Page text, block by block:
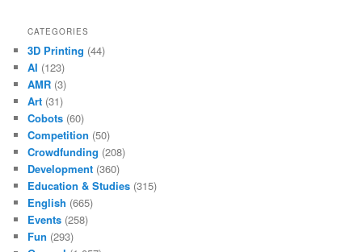
CATEGORIES
3D Printing (44)
AI (123)
AMR (3)
Art (31)
Cobots (60)
Competition (50)
Crowdfunding (208)
Development (360)
Education & Studies (315)
English (665)
Events (258)
Fun (293)